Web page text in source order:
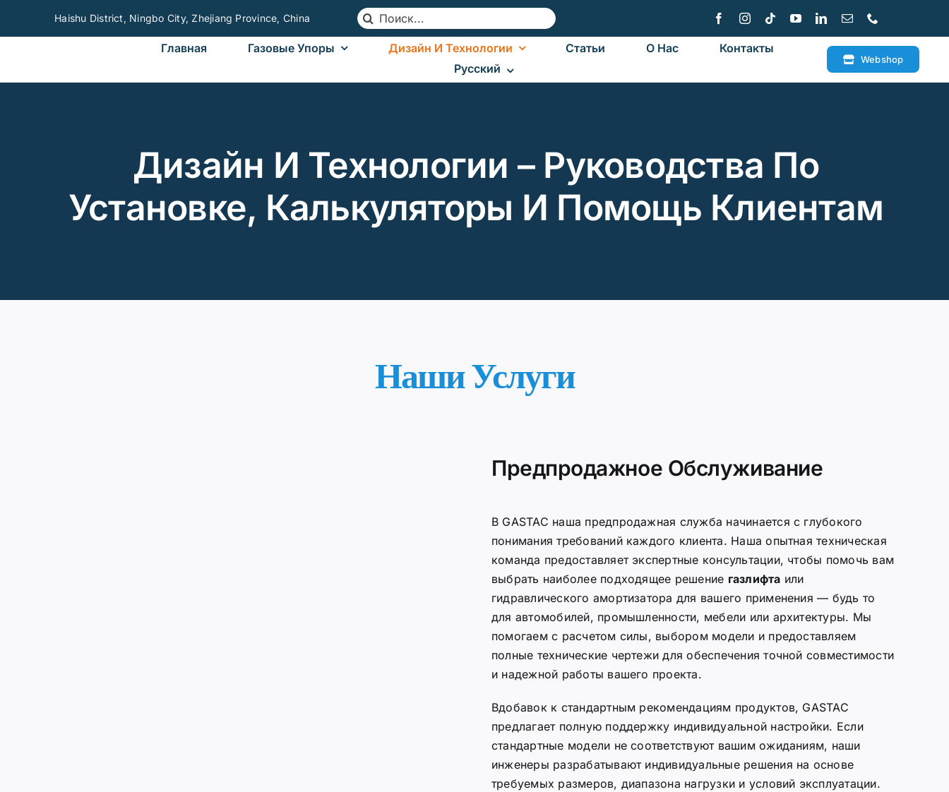
Haishu District, Ningbo City, Zhejiang Province, China
Search
for:
Главная
Газовые Упоры Дизайн И Технологии Статьи О Нас
Контакты
Русский
Webshop
Дизайн И Технологии – Руководства По
Установке, Калькуляторы И Помощь Клиентам
Наши Услуги
Предпродажное Обслуживание
В GASTAC наша предпродажная служба начинается с глубокого
понимания требований каждого клиента. Наша опытная техническая
команда предоставляет экспертные консультации, чтобы помочь вам
выбрать наиболее подходящее решение газлифта или
гидравлического амортизатора для вашего применения — будь то
для автомобилей, промышленности, мебели или архитектуры. Мы
помогаем с расчетом силы, выбором модели и предоставляем
полные технические чертежи для обеспечения точной совместимости
и надежной работы вашего проекта.
Вдобавок к стандартным рекомендациям продуктов, GASTAC
предлагает полную поддержку индивидуальной настройки. Если
стандартные модели не соответствуют вашим ожиданиям, наши
инженеры разрабатывают индивидуальные решения на основе
требуемых размеров, диапазона нагрузки и условий эксплуатации.